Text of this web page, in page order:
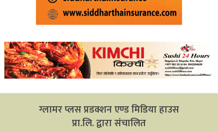
ग्लामर प्लस प्रडक्शन एण्ड मिडिया हाउस
प्रा.लि. द्वारा संचालित